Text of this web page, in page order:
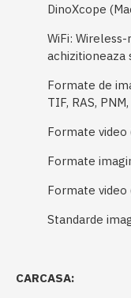
DinoXcope
WiFi:
achizitioneaza
Formate de
TIF, RAS,
Formate video
Formate
Formate video
Standarde
CARCASA: